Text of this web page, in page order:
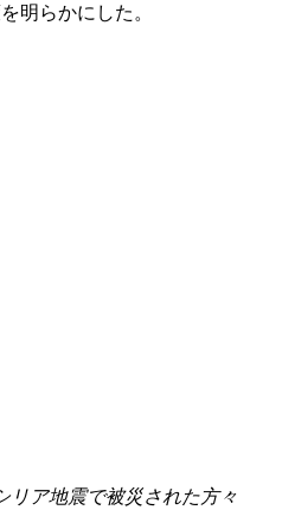
明らかにした。
リア地震で被災された方々